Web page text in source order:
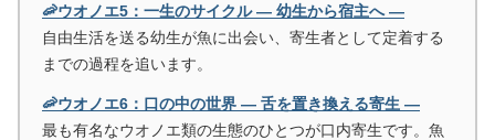
🦐ウオノエ5：一生のサイクル ― 幼生から宿主へ ―
自由生活を送る幼生が魚に出会い、寄生者として定着する
までの過程を追います。
🦐ウオノエ6：口の中の世界 ― 舌を置き換える寄生 ―
最も有名なウオノエ類の生態のひとつが口内寄生です。魚